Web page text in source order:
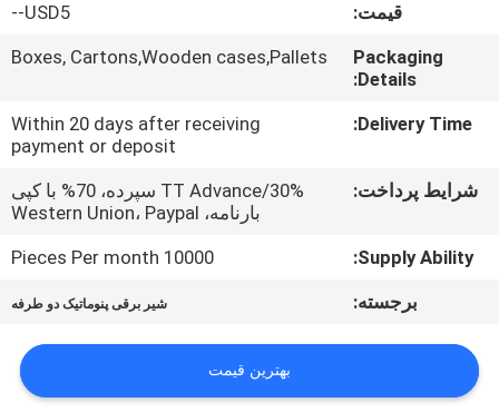
کارخانه
کیفیت
ما
اخبار
قیمت:
USD5--
Packaging
Details:
Boxes, Cartons,Wooden cases,Pallets
Delivery Time:
Within 20 days after receiving
payment or deposit
شرایط پرداخت:
TT Advance/30% سپرده، 70% با کپی
بارنامه، Western Union، Paypal
Supply Ability:
10000 Pieces Per month
برجسته:
شیر برقی پنوماتیک دو طرفه
بهترین قیمت